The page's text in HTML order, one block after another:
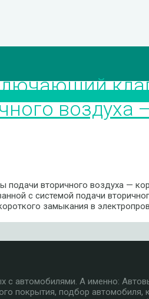
воздуха
вторичного воздуха —
с системой подачи
замыкания в
автомобилями. А именно:
покрытия, подбор